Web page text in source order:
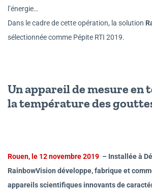
l’énergie…
Dans le cadre de cette opération, la solution
sélectionnée comme Pépite RTI 2019.
Un appareil de mesure en
la température des
Rouen, le 12 novembre 2019 – Installée à
RainbowVision développe, fabrique et
appareils scientifiques innovants de